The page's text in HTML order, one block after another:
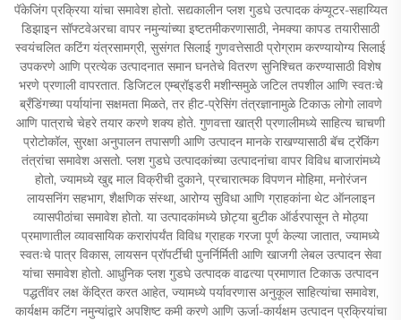
पॅकेजिंग प्रक्रिया यांचा समावेश होतो. सद्यकालीन प्लश गुडघे उत्पादक कंप्यूटर-सहाय्यित
डिझाइन सॉफ्टवेअरचा वापर नमुन्यांच्या इष्टतमीकरणासाठी, नेमक्या कापड तयारीसाठी
स्वयंचलित कटिंग यंत्रसामग्री, सुसंगत सिलाई गुणवत्तेसाठी प्रोग्राम करण्यायोग्य सिलाई
उपकरणे आणि प्रत्येक उत्पादनात समान घनतेचे वितरण सुनिश्चित करण्यासाठी विशेष
भरणे प्रणाली वापरतात. डिजिटल एम्ब्रॉइडरी मशीन्समुळे जटिल तपशील आणि स्वतःचे
ब्रँडिंगच्या पर्यायांना सक्षमता मिळते, तर हीट-प्रेसिंग तंत्रज्ञानामुळे टिकाऊ लोगो लावणे
आणि पात्राचे चेहरे तयार करणे शक्य होते. गुणवत्ता खात्री प्रणालीमध्ये साहित्य चाचणी
प्रोटोकॉल, सुरक्षा अनुपालन तपासणी आणि उत्पादन मानके राखण्यासाठी बॅच ट्रॅकिंग
तंत्रांचा समावेश असतो. प्लश गुडघे उत्पादकांच्या उत्पादनांचा वापर विविध बाजारांमध्ये
होतो, ज्यामध्ये खुद्द माल विक्रीची दुकाने, प्रचारात्मक विपणन मोहिमा, मनोरंजन
लायसनिंग सहभाग, शैक्षणिक संस्था, आरोग्य सुविधा आणि ग्राहकांना थेट ऑनलाइन
व्यासपीठांचा समावेश होतो. या उत्पादकांमध्ये छोट्या बुटीक ऑर्डरपासून ते मोठ्या
प्रमाणातील व्यावसायिक करारांपर्यंत विविध ग्राहक गरजा पूर्ण केल्या जातात, ज्यामध्ये
स्वतःचे पात्र विकास, लायसन प्रॉपर्टीची पुनर्निर्मिती आणि खाजगी लेबल उत्पादन सेवा
यांचा समावेश होतो. आधुनिक प्लश गुडघे उत्पादक वाढत्या प्रमाणात टिकाऊ उत्पादन
पद्धतींवर लक्ष केंद्रित करत आहेत, ज्यामध्ये पर्यावरणास अनुकूल साहित्यांचा समावेश,
कार्यक्षम कटिंग नमुन्यांद्वारे अपशिष्ट कमी करणे आणि ऊर्जा-कार्यक्षम उत्पादन प्रक्रियांचा